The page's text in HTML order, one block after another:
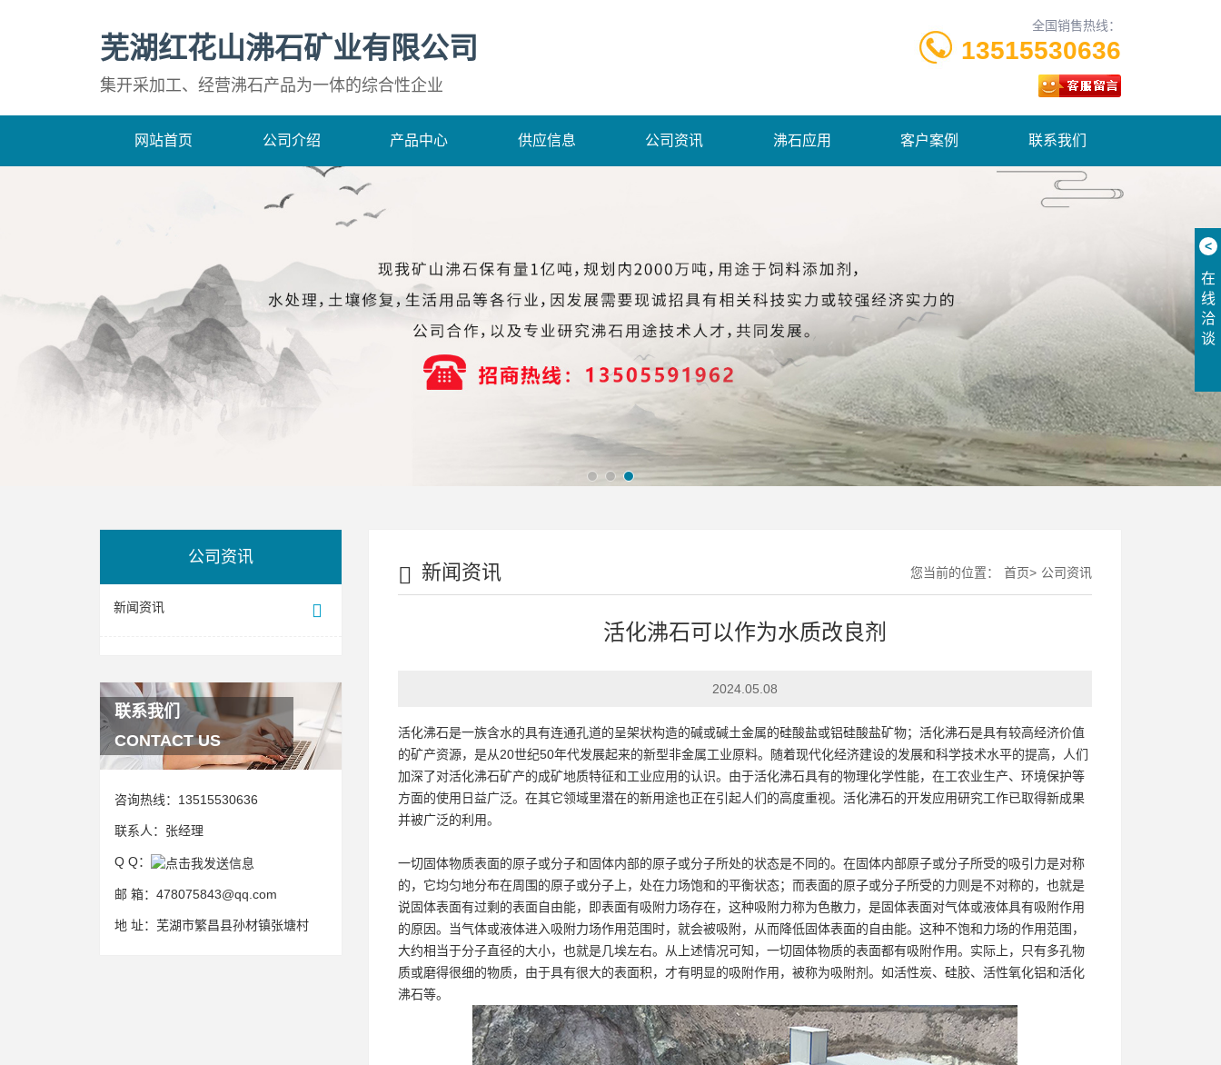
芜湖红花山沸石矿业有限公司
集开采加工、经营沸石产品为一体的综合性企业
全国销售热线：
13515530636
网站首页 公司介绍 产品中心 供应信息 公司资讯 沸石应用 客户案例 联系我们
公司资讯
新闻资讯
联系我们
CONTACT US
咨询热线： 13515530636
联系人： 张经理
Q Q：
邮 箱： 478075843@qq.com
地 址： 芜湖市繁昌县孙材镇张塘村
新闻资讯 您当前的位置： 首页> 公司资讯
活化沸石可以作为水质改良剂
2024.05.08
活化沸石是一族含水的具有连通孔道的呈架状构造的碱或碱土金属的硅酸盐或铝硅酸盐矿物；活化沸石是具有较高经济价值
的矿产资源，是从20世纪50年代发展起来的新型非金属工业原料。随着现代化经济建设的发展和科学技术水平的提高，人们
加深了对活化沸石矿产的成矿地质特征和工业应用的认识。由于活化沸石具有的物理化学性能，在工农业生产、环境保护等
方面的使用日益广泛。在其它领域里潜在的新用途也正在引起人们的高度重视。活化沸石的开发应用研究工作已取得新成果
并被广泛的利用。
一切固体物质表面的原子或分子和固体内部的原子或分子所处的状态是不同的。在固体内部原子或分子所受的吸引力是对称
的，它均匀地分布在周围的原子或分子上，处在力场饱和的平衡状态；而表面的原子或分子所受的力则是不对称的，也就是
说固体表面有过剩的表面自由能，即表面有吸附力场存在，这种吸附力称为色散力，是固体表面对气体或液体具有吸附作用
的原因。当气体或液体进入吸附力场作用范围时，就会被吸附，从而降低固体表面的自由能。这种不饱和力场的作用范围，
大约相当于分子直径的大小，也就是几埃左右。从上述情况可知，一切固体物质的表面都有吸附作用。实际上，只有多孔物
质或磨得很细的物质，由于具有很大的表面积，才有明显的吸附作用，被称为吸附剂。如活性炭、硅胶、活性氧化铝和活化
沸石等。
<
在
线
洽
谈